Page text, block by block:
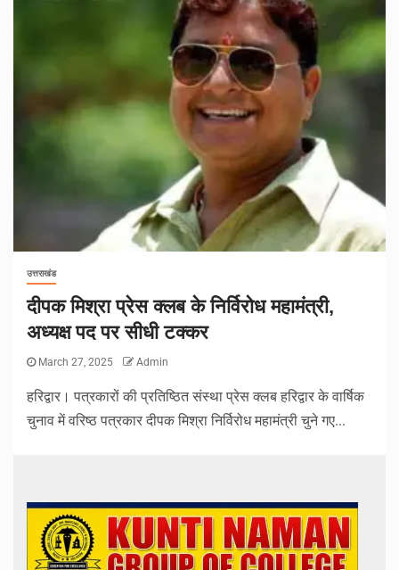
उत्तराखंड
दीपक मिश्रा प्रेस क्लब के निर्विरोध महामंत्री,
अध्यक्ष पद पर सीधी टक्कर
March 27, 2025 Admin
हरिद्वार। पत्रकारों की प्रतिष्ठित संस्था प्रेस क्लब हरिद्वार के वार्षिक
चुनाव में वरिष्ठ पत्रकार दीपक मिश्रा निर्विरोध महामंत्री चुने गए...